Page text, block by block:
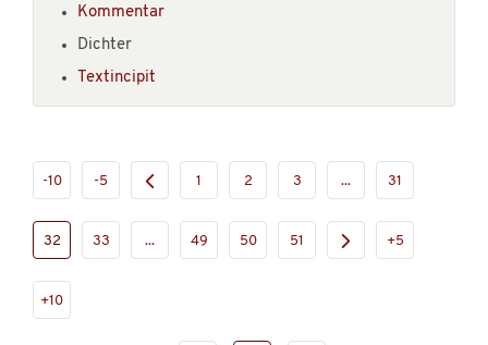
Kommentar
Dichter
Textincipit
-10 -5 1 2 3 ... 31
32 33 ... 49 50 51 +5
+10